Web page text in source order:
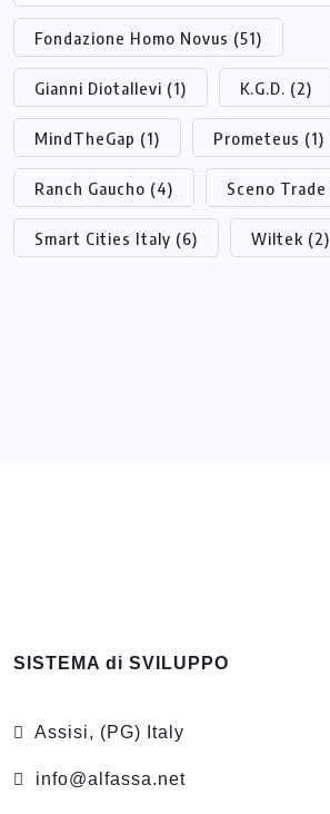
Fondazione Homo Novus (51)
Gianni Diotallevi (1) K.G.D. (2)
MindTheGap (1) Prometeus (1)
Ranch Gaucho (4) Sceno Trade
Smart Cities Italy (6) Wiltek (2)
SISTEMA di SVILUPPO
Assisi, (PG) Italy
info@alfassa.net